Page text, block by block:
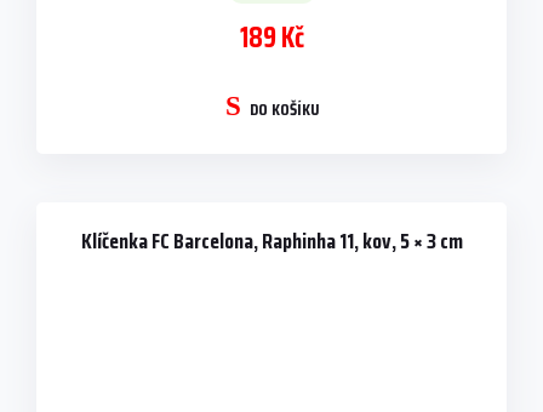
189 Kč
DO KOŠÍKU
Klíčenka FC Barcelona, Raphinha 11, kov, 5 × 3 cm